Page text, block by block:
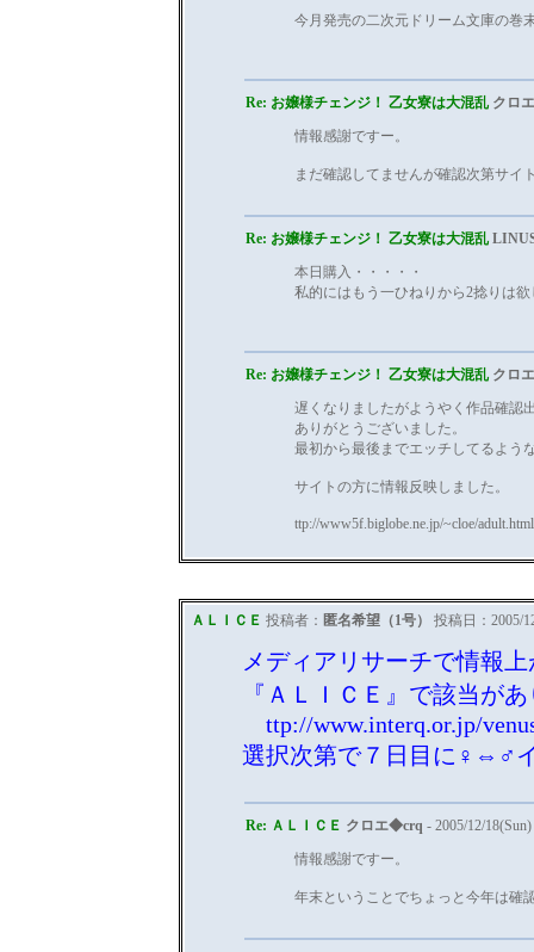
今月発売の二次元ドリーム文庫の巻
Re: お嬢様チェンジ！ 乙女寮は大混乱 クロ
情報感謝ですー。
まだ確認してませんが確認次第サイ
Re: お嬢様チェンジ！ 乙女寮は大混乱
本日購入・・・・・
私的にはもう一ひねりから2捻りは
Re: お嬢様チェンジ！ 乙女寮は大混乱 クロ
遅くなりましたがようやく作品確認
ありがとうございました。
最初から最後までエッチしてるよう
サイトの方に情報反映しました。
ttp://www5f.biglobe.ne.jp/~cloe/
ＡＬＩＣＥ 投稿者： 匿名希望（1号） 投稿日：2005/
メディアリサーチで情報
『ＡＬＩＣＥ』で該当が
ttp://www.interq.or.jp/
選択次第で７日目に♀⇔♂
Re: ＡＬＩＣＥ クロエ◆crq - 2005/12/
情報感謝ですー。
年末ということでちょっと今年は確